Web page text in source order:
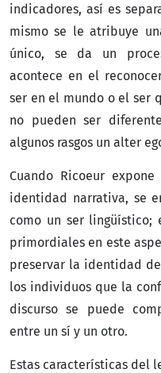
indicadores, así es
mismo se le atribuye
único, se da un
acontece en el
ser en el mundo o el ser
no pueden ser
algunos rasgos un alter
Cuando Ricoeur
identidad narrativa, se
como un ser lingüístico;
primordiales en este
preservar la identidad
los individuos que la
discurso se puede
entre un sí y un otro.
Estas características del